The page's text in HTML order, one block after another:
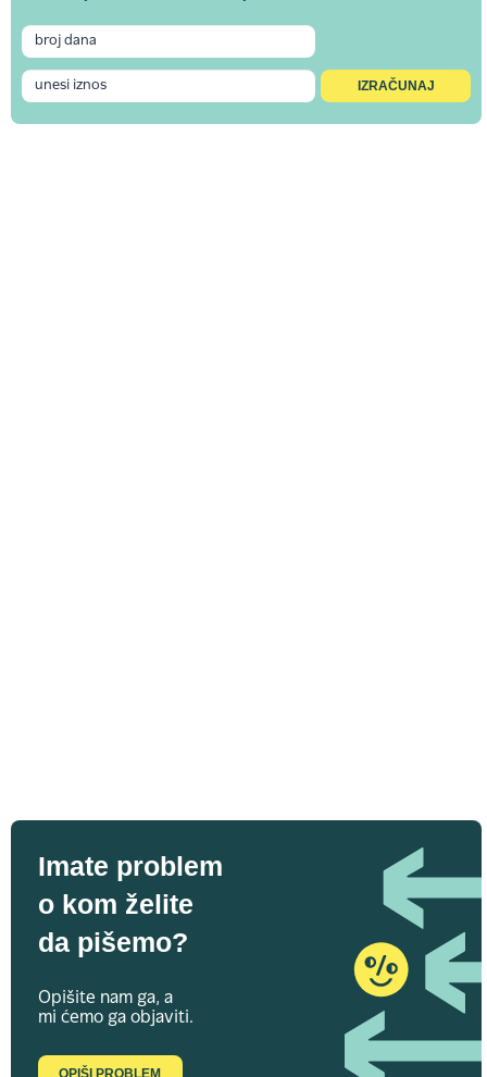
Imate problem
o kom želite
da pišemo?
Opišite nam ga, a
mi ćemo ga objaviti.
OPIŠI PROBLEM